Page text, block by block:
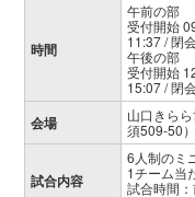
時間
午前の部
受付開始
11:37 / 閉
午後の部
受付開始
15:07 / 閉
会場
山口きら
須509-50）
試合内容
6人制のミ
1チーム当
試合時間